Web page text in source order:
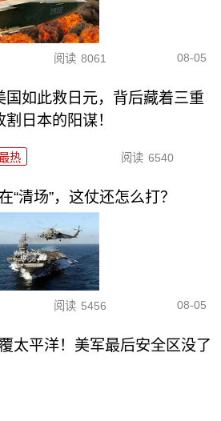
阅读 8061 08-05
国如此救日元，背后藏着三重
割日本的阳谋！
热 阅读 6540
“清场”，这仗还怎么打？
阅读 5456 08-05
太平洋！美军最后安全区没了